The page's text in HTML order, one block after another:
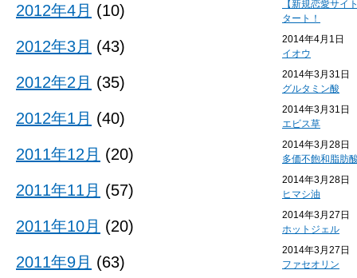
【新規恋愛サイ
タート！
2014年4月1日
イオウ
2014年3月31日
グルタミン酸
2014年3月31日
エビス草
2014年3月28日
多価不飽和脂肪
2014年3月28日
ヒマシ油
2014年3月27日
ホットジェル
2014年3月27日
ファセオリン
2012年4月 (10)
2012年3月 (43)
2012年2月 (35)
2012年1月 (40)
2011年12月 (20)
2011年11月 (57)
2011年10月 (20)
2011年9月 (63)